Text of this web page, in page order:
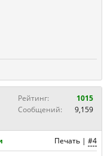
Рейтинг:
1015
Сообщений:
9,159
Печать | #4